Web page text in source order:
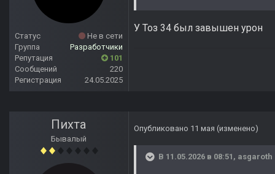
Статус
Не в сети
Группа
Разработчики
Репутация
101
Сообщений
220
Регистрация
24.05.2025
У Тоз 34 был завышен урон
Пихта
Бывалый
Опубликовано 11 мая (изменено)
В 11.05.2026 в 08:51, asgaroth